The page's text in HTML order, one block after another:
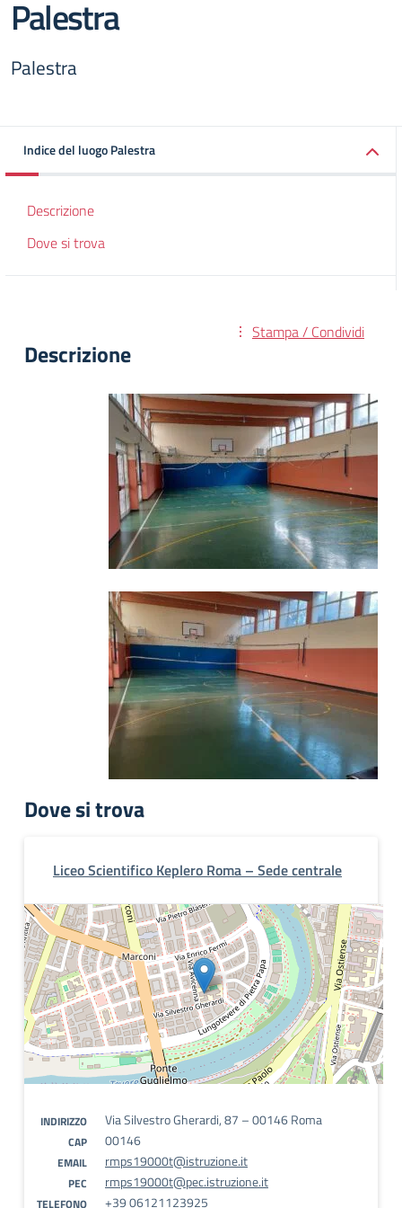
Palestra
Palestra
Indice del luogo Palestra
Descrizione
Dove si trova
Stampa / Condividi
Descrizione
Dove si trova
Liceo Scientifico Keplero Roma – Sede centrale
INDIRIZZO Via Silvestro Gherardi, 87 – 00146 Roma
CAP 00146
EMAIL rmps19000t@istruzione.it
PEC rmps19000t@pec.istruzione.it
TELEFONO +39 06121123925